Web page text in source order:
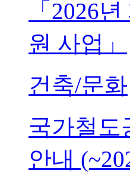
「2026
원 사업」
건축/문화
국가철도
안내